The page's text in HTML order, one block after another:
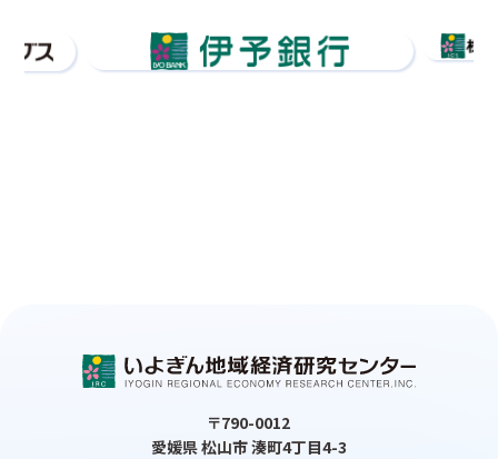
〒790-0012
愛媛県 松山市 湊町4丁目4-3